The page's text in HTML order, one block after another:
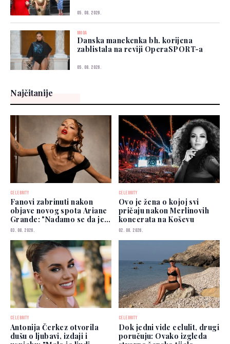
05. 08. 2026.
MODA
Danska manekenka bh. korijena
zablistala na reviji OperaSPORT-a
05. 08. 2026.
Najčitanije
CELEBRITY
Fanovi zabrinuti nakon
objave novog spota Ariane
Grande: "Nadamo se da je
dobro"
03. 08. 2026.
CELEBRITY
Ovo je žena o kojoj svi
pričaju nakon Merlinovih
koncerata na Koševu
02. 08. 2026.
CELEBRITY
Antonija Čerkez otvorila
dušu o ljubavi, izdaji i
CELEBRITY
Dok jedni vide celulit, drugi
poručuju: Ovako izgleda